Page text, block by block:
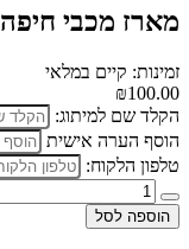
מארז מכבי חיפה
זמינות: קיים במלאי
₪100.00
הקלד שם למיתוג:
הוסף הערה אישית
טלפון הלקוח:
הוספה לסל